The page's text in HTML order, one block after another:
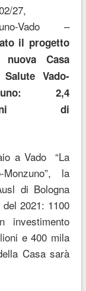
27,
Vado –
il progetto
nuovaCasa
Vado-
2,4
di
a Vado “La
la
di Bologna
2021: 1100
e 400 mila
Casa sarà